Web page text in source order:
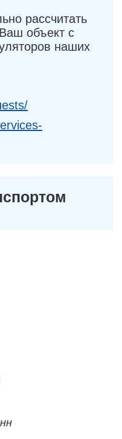
рассчитать
объект с
наших